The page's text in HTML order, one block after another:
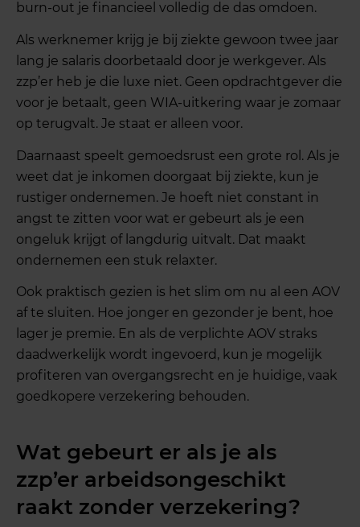
burn-out je financieel volledig de das omdoen.
Als werknemer krijg je bij ziekte gewoon twee jaar
lang je salaris doorbetaald door je werkgever. Als
zzp’er heb je die luxe niet. Geen opdrachtgever die
voor je betaalt, geen WIA-uitkering waar je zomaar
op terugvalt. Je staat er alleen voor.
Daarnaast speelt gemoedsrust een grote rol. Als je
weet dat je inkomen doorgaat bij ziekte, kun je
rustiger ondernemen. Je hoeft niet constant in
angst te zitten voor wat er gebeurt als je een
ongeluk krijgt of langdurig uitvalt. Dat maakt
ondernemen een stuk relaxter.
Ook praktisch gezien is het slim om nu al een AOV
af te sluiten. Hoe jonger en gezonder je bent, hoe
lager je premie. En als de verplichte AOV straks
daadwerkelijk wordt ingevoerd, kun je mogelijk
profiteren van overgangsrecht en je huidige, vaak
goedkopere verzekering behouden.
Wat gebeurt er als je als
zzp’er arbeidsongeschikt
raakt zonder verzekering?